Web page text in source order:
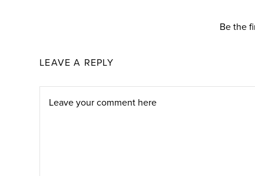
Be the
LEAVE A REPLY